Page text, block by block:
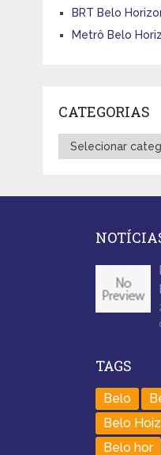
BRT Belo
Metrô Belo
CATEGORIAS
Categorias
TAGS
Belo
Belo
Belo hor